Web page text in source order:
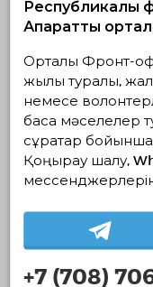
МӘТІНІ
Қазақстан
Елбасы,
деп жариялады.
«Студенттік
әлеуметтік және
бағыттау жүзеге
волонтерлерді
Qazvolunteer.kz
Республикалық
Ақпараттық
Орталық Фронт-
жылы туралы,
немесе
басқа мәселелер
сұрақтар
Қоңырау шалу,
+7 (708)